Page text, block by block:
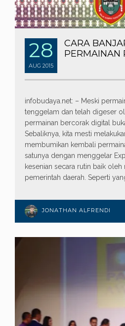
28
AUG 2015
CARA
PERMAINAN
infobudaya.net: – Meski
tenggelam dan telah digeser
permainan bercorak digital
Sebaliknya, kita mesti
membumikan kembali
satunya dengan menggelar
kesenian secara rutin baik oleh
pemerintah daerah. Seperti
JONATHAN ALFRENDI